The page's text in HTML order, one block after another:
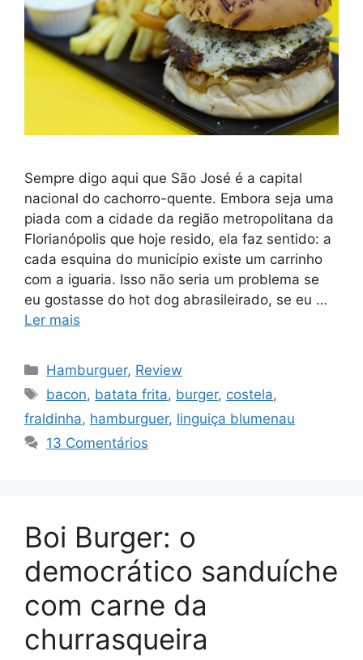
Sempre digo aqui que São José é a capital
nacional do cachorro-quente. Embora seja uma
piada com a cidade da região metropolitana da
Florianópolis que hoje resido, ela faz sentido: a
cada esquina do município existe um carrinho
com a iguaria. Isso não seria um problema se
eu gostasse do hot dog abrasileirado, se eu …
Ler mais
Categorias
Hamburguer, Review
Tags
bacon, batata frita, burger, costela,
fraldinha, hamburguer, linguiça blumenau
13 Comentários
Boi Burger: o
democrático sanduíche
com carne da
churrasqueira